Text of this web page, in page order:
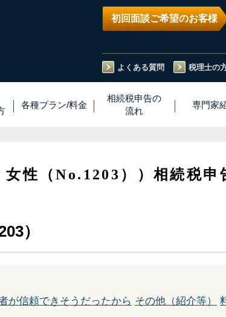
初回面談ご希望のお客様
よくある質問 税理士の
各種プラン/料金
相続税申告の
流れ
専門家
女性（No.1203））相続税申
）
が信頼できそうだったから その他（紹介等）